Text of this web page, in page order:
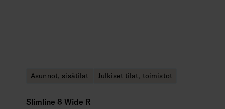
Asunnot, sisätilat Julkiset tilat, toimistot
Slimline 8 Wide R